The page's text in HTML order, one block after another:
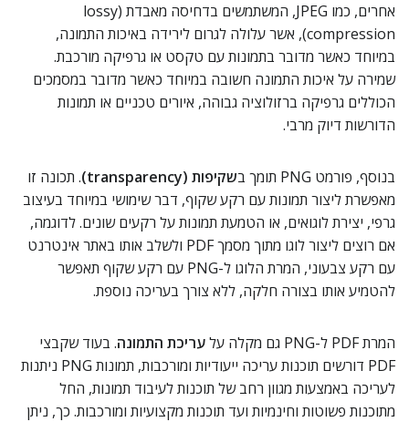
אחרים, כמו JPEG, המשתמשים בדחיסה מאבדת (lossy
compression), אשר עלולה לגרום לירידה באיכות התמונה,
במיוחד כאשר מדובר בתמונות עם טקסט או גרפיקה מורכבת.
שמירה על איכות התמונה חשובה במיוחד כאשר מדובר במסמכים
הכוללים גרפיקה ברזולוציה גבוהה, איורים טכניים או תמונות
הדורשות דיוק מרבי.
בנוסף, פורמט PNG תומך ב שקיפות (transparency)
. תכונה זו
מאפשרת ליצור תמונות עם רקע שקוף, דבר שימושי במיוחד בעיצוב
גרפי, יצירת לוגואים, או הטמעת תמונות על רקעים שונים. לדוגמה,
אם רוצים ליצור לוגו מתוך מסמך PDF ולשלב אותו באתר אינטרנט
עם רקע צבעוני, המרת הלוגו ל-PNG עם רקע שקוף תאפשר
להטמיע אותו בצורה חלקה, ללא צורך בעריכה נוספת.
המרת PDF ל-PNG גם מקלה על עריכת התמונה. בעוד שקבצי
PDF דורשים תוכנות עריכה ייעודיות ומורכבות, תמונות PNG ניתנות
לעריכה באמצעות מגוון רחב של תוכנות לעיבוד תמונות, החל
מתוכנות פשוטות וחינמיות ועד תוכנות מקצועיות ומורכבות. כך, ניתן